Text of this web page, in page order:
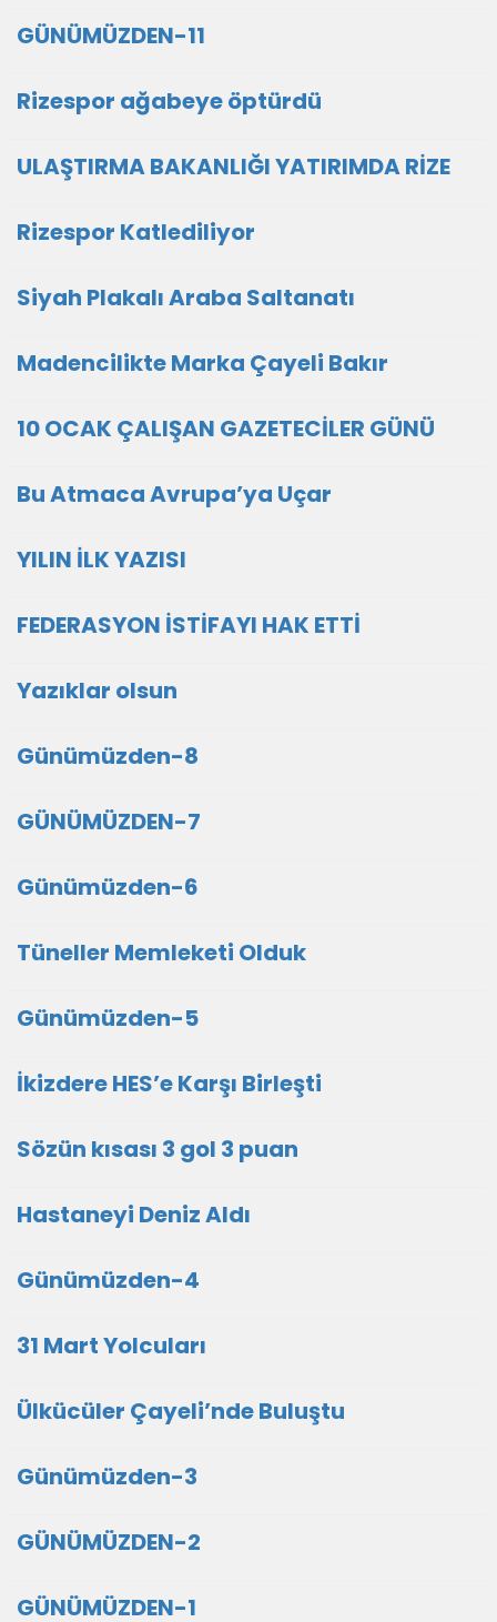
GÜNÜMÜZDEN-11
Rizespor ağabeye öptürdü
ULAŞTIRMA BAKANLIĞI YATIRIMDA RİZE
Rizespor Katlediliyor
Siyah Plakalı Araba Saltanatı
Madencilikte Marka Çayeli Bakır
10 OCAK ÇALIŞAN GAZETECİLER GÜNÜ
Bu Atmaca Avrupa’ya Uçar
YILIN İLK YAZISI
FEDERASYON İSTİFAYI HAK ETTİ
Yazıklar olsun
Günümüzden-8
GÜNÜMÜZDEN-7
Günümüzden-6
Tüneller Memleketi Olduk
Günümüzden-5
İkizdere HES’e Karşı Birleşti
Sözün kısası 3 gol 3 puan
Hastaneyi Deniz Aldı
Günümüzden-4
31 Mart Yolcuları
Ülkücüler Çayeli’nde Buluştu
Günümüzden-3
GÜNÜMÜZDEN-2
GÜNÜMÜZDEN-1